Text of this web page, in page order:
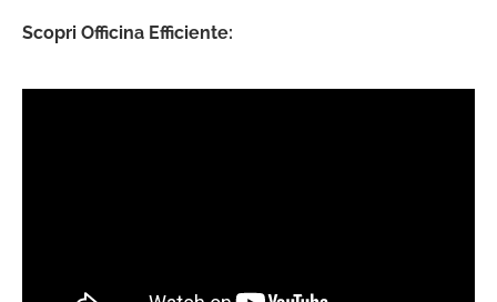
Scopri Officina Efficiente: